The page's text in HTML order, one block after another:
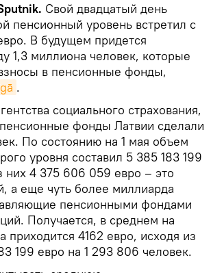
Свой двадцатый день
пенсионный уровень встретил с
В будущем придется
1,3 миллиона человек, которые
в пенсионные фонды,
.
социального страхования,
фонды Латвии сделали
По состоянию на 1 мая объем
уровня составил 5 385 183 199
них 4 375 606 059 евро – это
а еще чуть более миллиарда
пенсионными фондами
Получается, в среднем на
приходится 4162 евро, исходя из
199 евро на 1 293 806 человек.